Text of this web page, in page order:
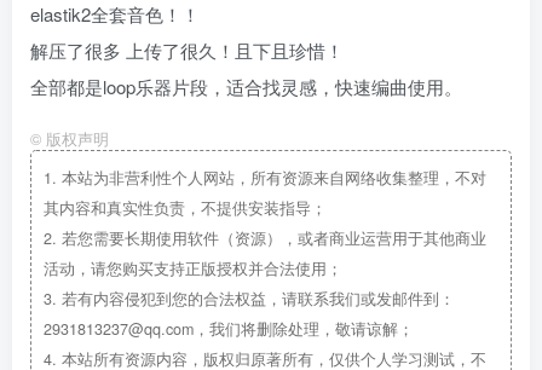
elastik2全套音色！！
解压了很多 上传了很久！且下且珍惜！
全部都是loop乐器片段，适合找灵感，快速编曲使用。
© 版权声明
1. 本站为非营利性个人网站，所有资源来自网络收集整理，不对
其内容和真实性负责，不提供安装指导；
2. 若您需要长期使用软件（资源），或者商业运营用于其他商业
活动，请您购买支持正版授权并合法使用；
3. 若有内容侵犯到您的合法权益，请联系我们或发邮件到：
2931813237@qq.com，我们将删除处理，敬请谅解；
4. 本站所有资源内容，版权归原著所有，仅供个人学习测试，不